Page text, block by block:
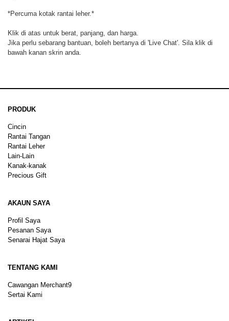
*Percuma kotak rantai leher.*
Klik di atas untuk berat, panjang, dan harga.
Jika perlu sebarang bantuan, boleh bertanya di 'Live Chat'. Sila klik di
bawah kanan skrin anda.
PRODUK
Cincin
Rantai Tangan
Rantai Leher
Lain-Lain
Kanak-kanak
Precious Gift
AKAUN SAYA
Profil Saya
Pesanan Saya
Senarai Hajat Saya
TENTANG KAMI
Cawangan Merchant9
Sertai Kami